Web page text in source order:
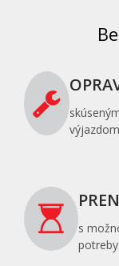
s
potreby.